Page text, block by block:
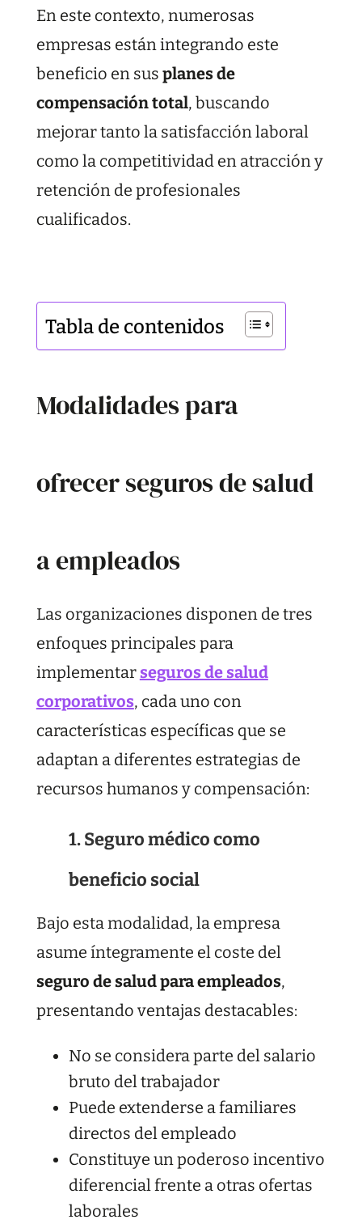
En este contexto, numerosas
empresas están integrando este
beneficio en sus planes de
compensación total, buscando
mejorar tanto la satisfacción laboral
como la competitividad en atracción y
retención de profesionales
cualificados.
Tabla de contenidos
Modalidades para
ofrecer seguros de salud
a empleados
Las organizaciones disponen de tres
enfoques principales para
implementarseguros de salud
corporativos, cada uno con
características específicas que se
adaptan a diferentes estrategias de
recursos humanos y compensación:
1. Seguro médico como
beneficio social
Bajo esta modalidad, la empresa
asume íntegramente el coste del
seguro de salud para empleados,
presentando ventajas destacables:
No se considera parte del salario
bruto del trabajador
Puede extenderse a familiares
directos del empleado
Constituye un poderoso incentivo
diferencial frente a otras ofertas
laborales